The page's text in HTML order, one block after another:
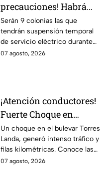
precauciones! Habrá
suspensión de luz por 8
horas hoy viernes 7 y
mañana sábado 8 de
agosto en 9 sitios
Serán 9 colonias las que
tendrán suspensión temporal
de servicio eléctrico durante
ocho horas este viernes 7 y
07 agosto, 2026
¡Atención conductores!
Fuerte Choque en
Torres Landa provoca
filas kilométricas a esta
altura
Un choque en el bulevar Torres
Landa, generó intenso tráfico y
filas kilométricas. Conoce las
vías alternas.
07 agosto, 2026